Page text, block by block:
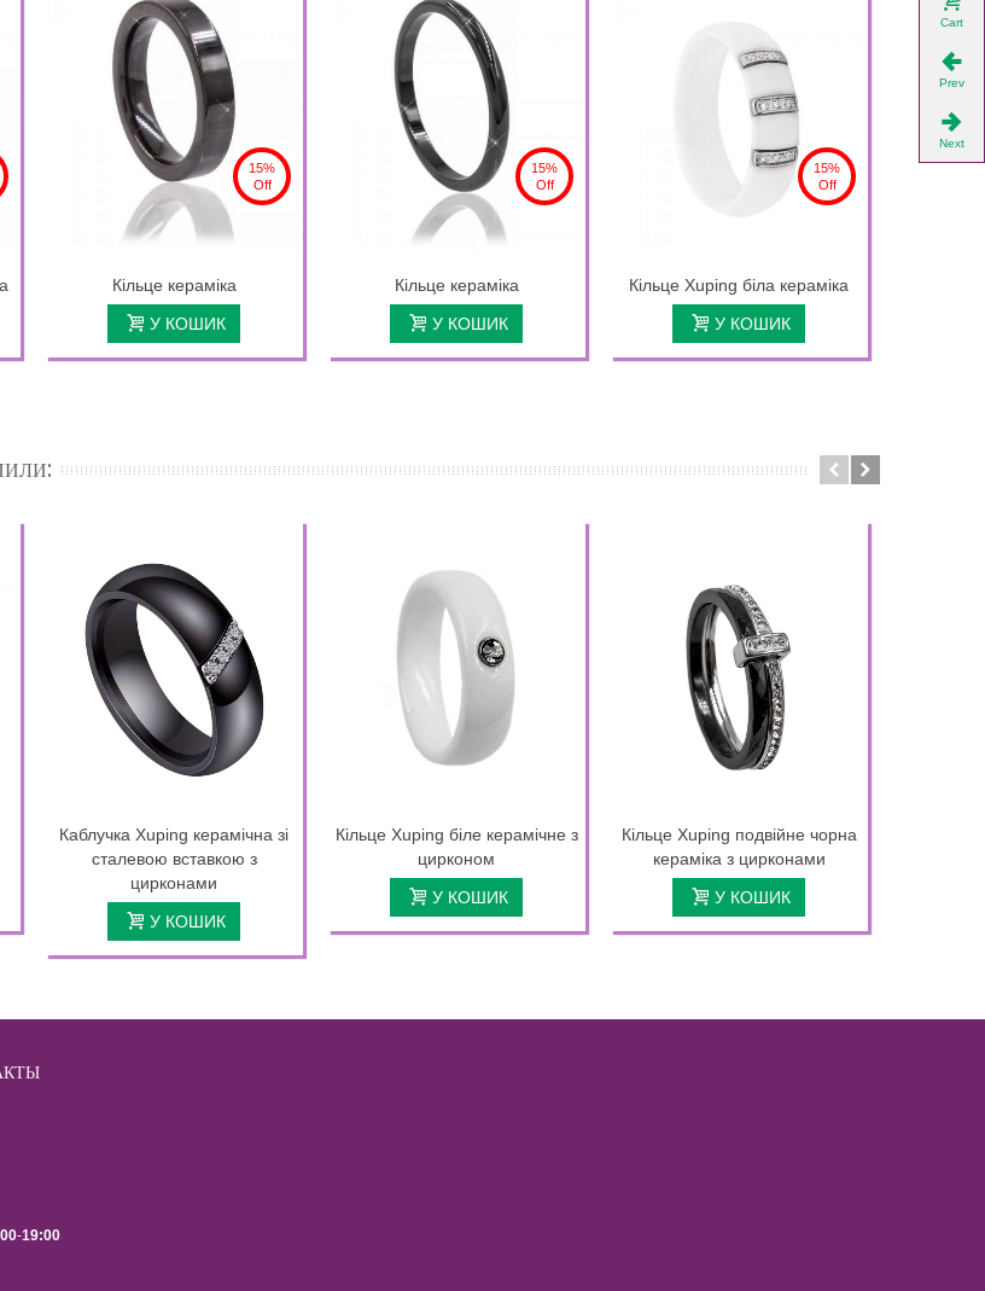
15%
Off
Кільце кераміка
У КОШИК
15%
Off
Кільце кераміка
У КОШИК
15%
Off
Кільце Xuping біла кераміка
У КОШИК
Каблучка Xuping керамічна зі
сталевою вставкою з
цирконами
У КОШИК
Кільце Xuping біле керамічне з
цирконом
У КОШИК
Кільце Xuping подвійне чорна
кераміка з цирконами
У КОШИК
-19:00
Cart
Prev
Next